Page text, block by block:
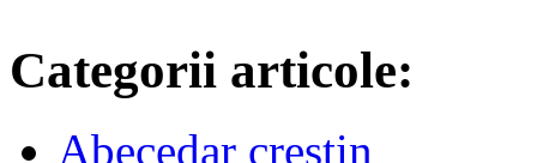
Categorii articole:
Abecedar crestin